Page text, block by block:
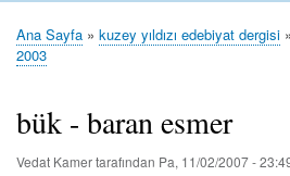
1
2
3
4
5
6
7
8
9
10
11
12
13
Sayfa
Ana Sayfa kuzey yıldızı edebiyat dergisi
2003
bük - baran esmer
Vedat Kamertarafından Pa, 11/02/2007 -